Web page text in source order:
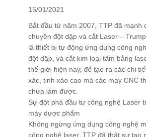
15/01/2021
Bắt đầu từ năm 2007, TTP đã mạnh
chuyền đột dập và cắt Laser –
là thiết bị tự động ứng dụng công
đột dập, và cắt kim loại tấm bằng
thế giới hiện nay, để tạo ra các chi
xác, tinh xảo cao mà các máy CNC
chưa làm được.
Sự đột phá đầu tư công nghệ Laser
máy dược phẩm
Không ngừng ứng dụng công nghệ
công nghệ laser, TTP đã thật sự tạo
Hệ Thống Chất Lượng
Chính Sách Bảo Mật
DỊCH VỤ
SẢN PHẨM
Xử Lý Nguyên Liệu
Tạo Hạt Cốm
Tạo Hạt Pellet